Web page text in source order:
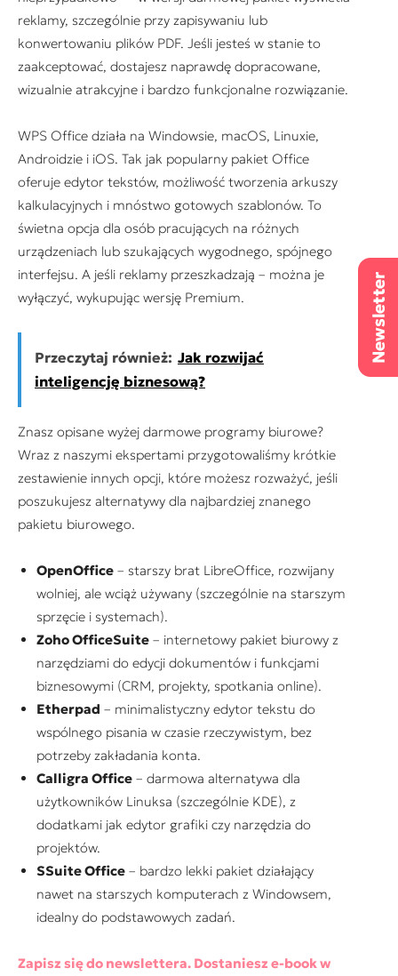
reklamy, szczególnie przy zapisywaniu lub
konwertowaniu plików PDF. Jeśli jesteś w stanie to
zaakceptować, dostajesz naprawdę dopracowane,
wizualnie atrakcyjne i bardzo funkcjonalne rozwiązanie.
WPS Office działa na Windowsie, macOS, Linuxie,
Androidzie i iOS. Tak jak popularny pakiet Office
oferuje edytor tekstów, możliwość tworzenia arkuszy
kalkulacyjnych i mnóstwo gotowych szablonów. To
świetna opcja dla osób pracujących na różnych
urządzeniach lub szukających wygodnego, spójnego
interfejsu. A jeśli reklamy przeszkadzają – można je
wyłączyć, wykupując wersję Premium.
Przeczytaj również: Jak rozwijać
inteligencję biznesową?
Znasz opisane wyżej darmowe programy biurowe?
Wraz z naszymi ekspertami przygotowaliśmy krótkie
zestawienie innych opcji, które możesz rozważyć, jeśli
poszukujesz alternatywy dla najbardziej znanego
pakietu biurowego.
OpenOffice – starszy brat LibreOffice, rozwijany
wolniej, ale wciąż używany (szczególnie na starszym
sprzęcie i systemach).
Zoho OfficeSuite – internetowy pakiet biurowy z
narzędziami do edycji dokumentów i funkcjami
biznesowymi (CRM, projekty, spotkania online).
Etherpad – minimalistyczny edytor tekstu do
wspólnego pisania w czasie rzeczywistym, bez
potrzeby zakładania konta.
Calligra Office – darmowa alternatywa dla
użytkowników Linuksa (szczególnie KDE), z
dodatkami jak edytor grafiki czy narzędzia do
projektów.
SSuite Office – bardzo lekki pakiet działający
nawet na starszych komputerach z Windowsem,
idealny do podstawowych zadań.
Zapisz się do newslettera. Dostaniesz e-book w